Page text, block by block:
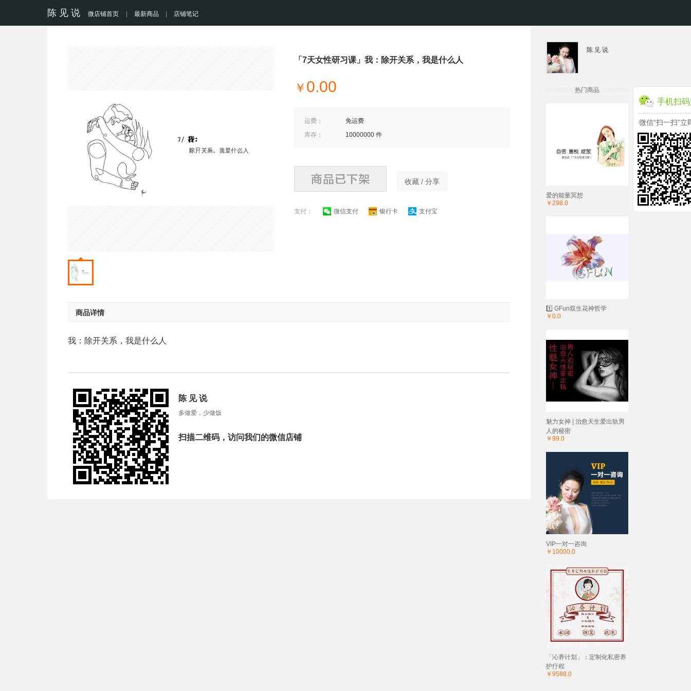
陈 见 说 微店铺首页 最新商品 店铺笔记
「7天女性研习课」我：除开关系，我是什么人
￥ 0.00
运费：
免运费
库存：
10000000 件
收藏 / 分享
支付： 微信支付 银行卡 支付宝
商品详情
我：除开关系，我是什么人
陈 见 说
多做爱，少做饭
扫描二维码，访问我们的微信店铺
陈 见 说
热门商品
爱的能量冥想
￥298.0
1️⃣ GFun双生花神哲学
￥0.0
魅力女神 | 治愈天生爱出轨男
人的秘密
￥99.0
VIP一对一咨询
￥10000.0
「沁养计划」：定制化私密养
护疗程
￥9588.0
手机扫
微信“扫一扫”立